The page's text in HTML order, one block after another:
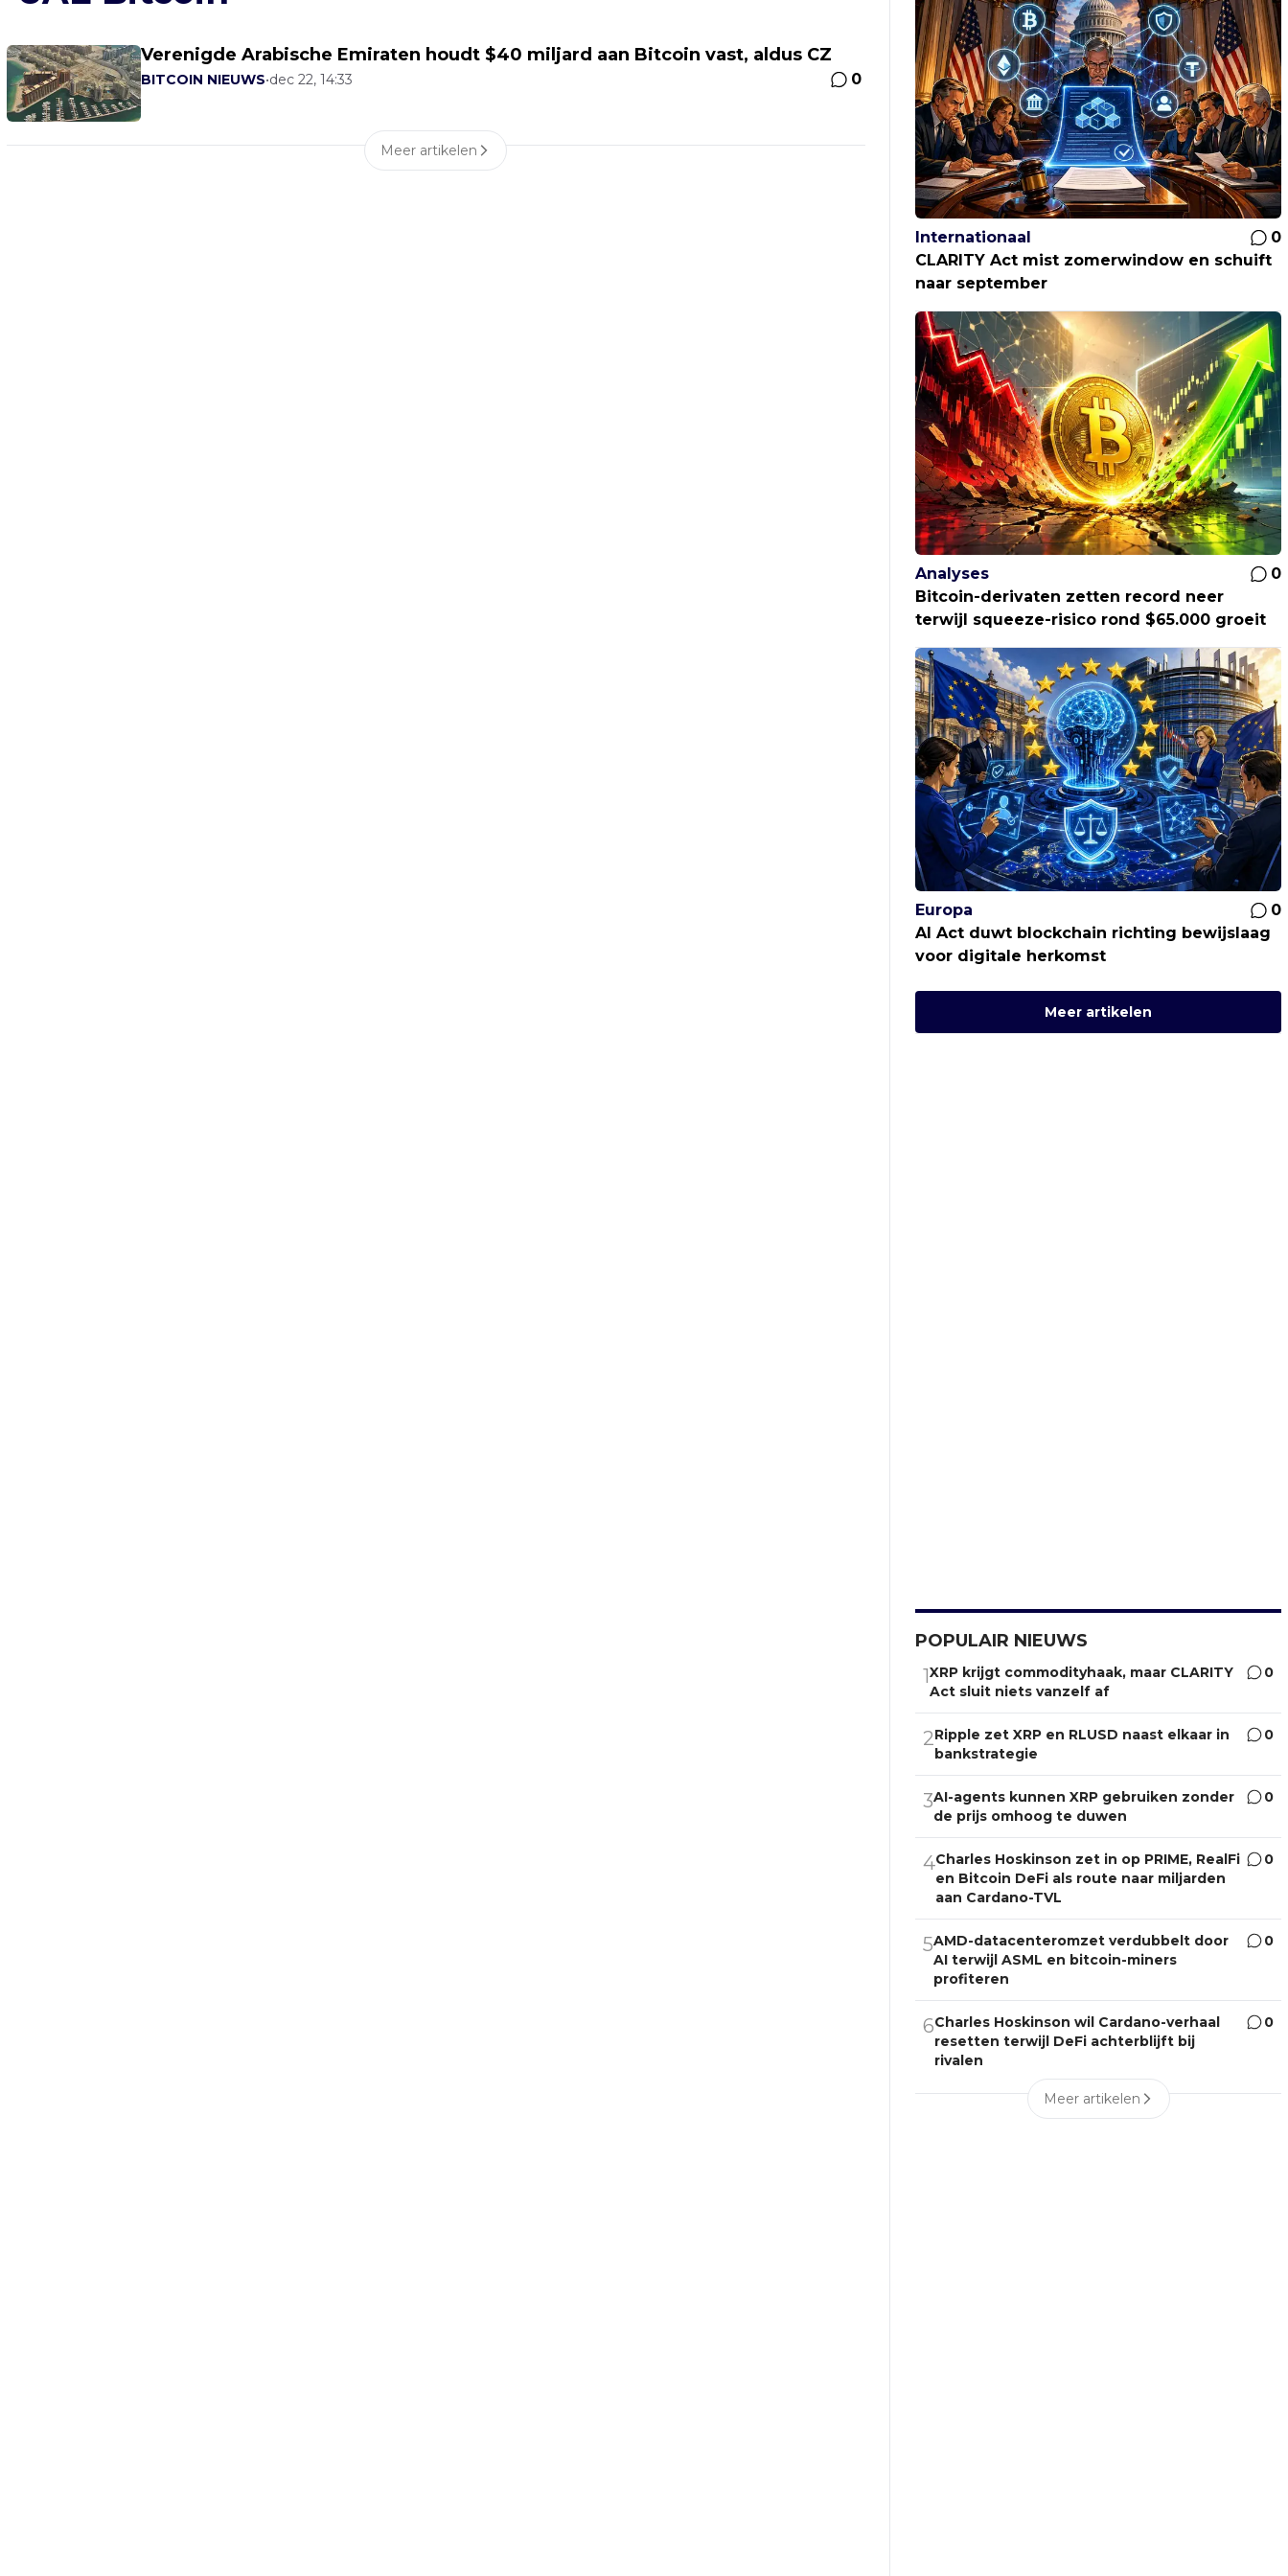
Verenigde Arabische Emiraten houdt $40 miljard aan Bitcoin vast, aldus CZ
BITCOIN NIEUWS•dec 22, 14:33 0
Meer artikelen
Internationaal
0
CLARITY Act mist zomerwindow en schuift
naar september
Analyses
0
Bitcoin-derivaten zetten record neer
terwijl squeeze-risico rond $65.000 groeit
Europa
0
AI Act duwt blockchain richting bewijslaag
voor digitale herkomst
Meer artikelen
POPULAIR NIEUWS
1XRP krijgt commodityhaak, maar CLARITY
Act sluit niets vanzelf af
0
2Ripple zet XRP en RLUSD naast elkaar in
bankstrategie
0
3AI-agents kunnen XRP gebruiken zonder
de prijs omhoog te duwen
0
4Charles Hoskinson zet in op PRIME, RealFi
en Bitcoin DeFi als route naar miljarden
aan Cardano-TVL
0
5AMD-datacenteromzet verdubbelt door
AI terwijl ASML en bitcoin-miners
profiteren
0
6Charles Hoskinson wil Cardano-verhaal
resetten terwijl DeFi achterblijft bij
rivalen
0
Meer artikelen